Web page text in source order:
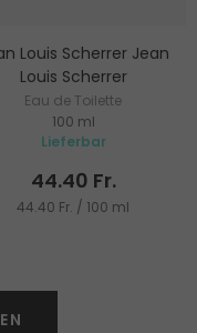
Louis Scherrer Jean
Louis Scherrer
Eau de Toilette
100 ml
Lieferbar
44.40 Fr.
44.40 Fr. / 100 ml